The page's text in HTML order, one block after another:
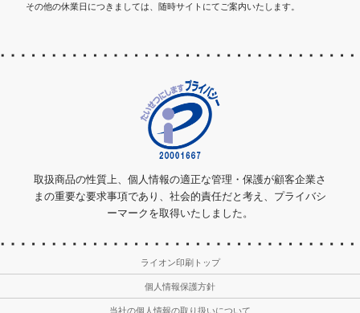
その他の休業日につきましては、随時サイトにてご案内いたします。
取扱商品の性質上、個人情報の適正な管理・保護が顧客企業さ
まの重要な要求事項であり、社会的責任だと考え、プライバシ
ーマークを取得いたしました。
ライオン印刷トップ
個人情報保護方針
当社の個人情報の取り扱いについて